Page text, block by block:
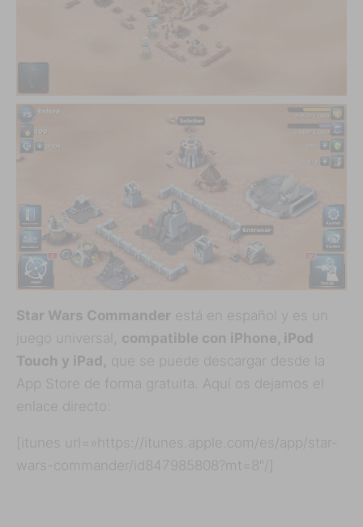
Star Wars Commander está en español y es un
juego universal, compatible con iPhone, iPod
Touch y iPad,
que se puede descargar desde la
App Store de forma gratuita. Aquí os dejamos el
enlace directo:
[itunes url=»https://itunes.apple.com/es/app/star-
wars-commander/id847985808?mt=8″/]